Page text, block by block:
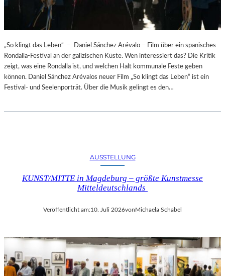
„So klingt das Leben“ – Daniel Sánchez Arévalo – Film über ein spanisches
Rondalla-Festival an der galizischen Küste. Wen interessiert das? Die Kritik
zeigt, was eine Rondalla ist, und welchen Halt kommunale Feste geben
können. Daniel Sánchez Arévalos neuer Film „So klingt das Leben“ ist ein
Festival- und Seelenporträt. Über die Musik gelingt es den…
AUSSTELLUNG
KUNST/MITTE in Magdeburg – größte Kunstmesse
Mitteldeutschlands
Veröffentlicht am:10. Juli 2026vonMichaela Schabel